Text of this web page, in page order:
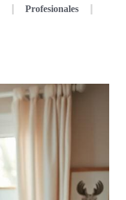
Profesionales